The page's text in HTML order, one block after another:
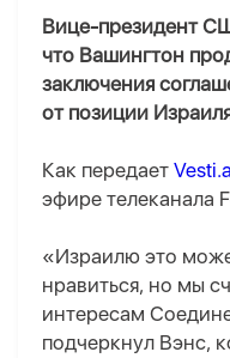
Вице-президент
что Вашингтон
заключения
от позиции
Как передает
эфире телеканала
«Израилю это
нравиться, но мы
интересам
подчеркнул Вэнс,